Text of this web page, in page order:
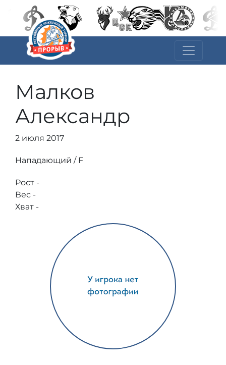
Малков
Александр
2 июля 2017
Нападающий / F
Рост -
Вес -
Хват -